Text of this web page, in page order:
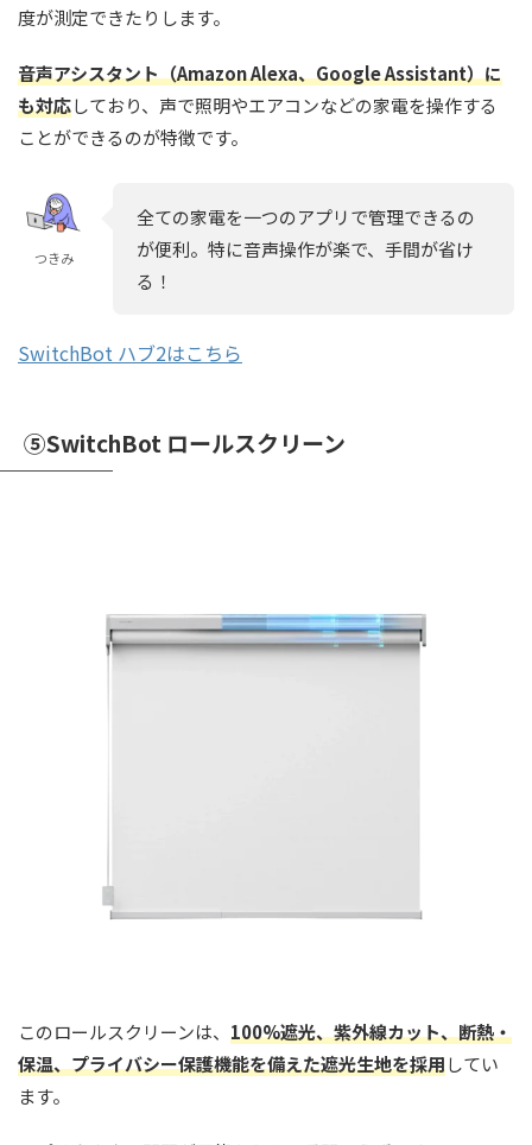
度が測定できたりします。
音声アシスタント（Amazon Alexa、Google Assistant）に
も対応しており、声で照明やエアコンなどの家電を操作する
ことができるのが特徴です。
つきみ
全ての家電を一つのアプリで管理できるの
が便利。特に音声操作が楽で、手間が省け
る！
SwitchBot ハブ2はこちら
⑤SwitchBot ロールスクリーン
このロールスクリーンは、 100%遮光、紫外線カット、断熱・
保温、プライバシー保護機能を備えた遮光生地を採用してい
ます。